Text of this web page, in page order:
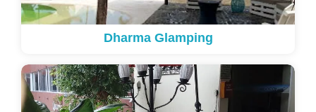
Dharma Glamping